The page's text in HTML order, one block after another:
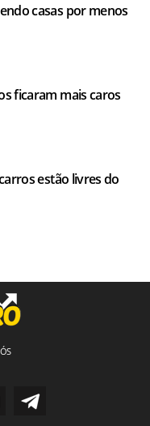
casas por menos
ficaram mais caros
carros estão livres do